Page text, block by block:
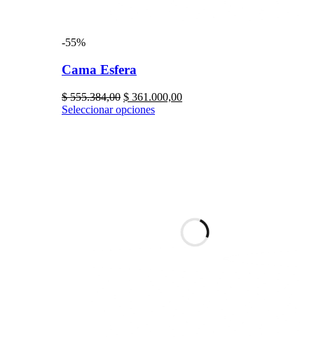
-55%
Cama Esfera
$555.384,00 $ 361.000,00
Seleccionar opciones